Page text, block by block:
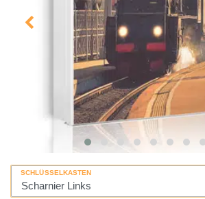
SCHLÜSSELKASTEN